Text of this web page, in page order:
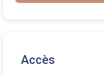
Accès